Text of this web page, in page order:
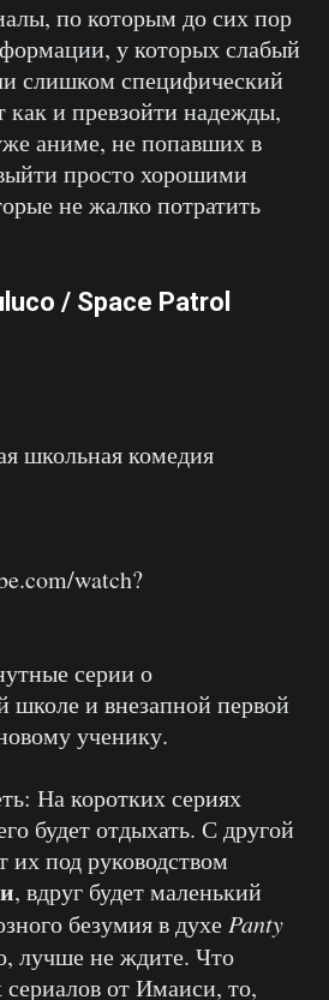
по которым до сих пор
у которых слабый
слишком специфический
и превзойти надежды,
аниме, не попавших в
просто хорошими
не жалко потратить
/ Space Patrol
школьная комедия
watch?
серии о
школе и внезапной первой
ученику.
На коротких сериях
будет отдыхать. С другой
под руководством
, вдруг будет маленький
безумия в духеPanty
лучше не ждите. Что
от Имаиси, то,